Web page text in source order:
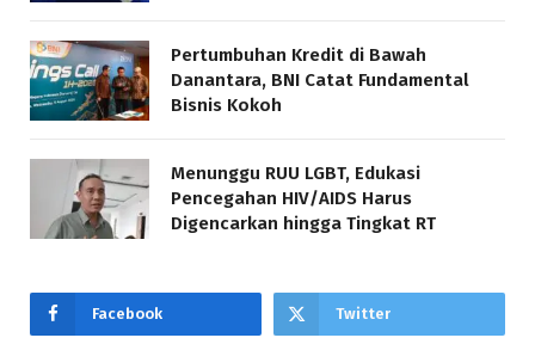
Pertumbuhan Kredit di Bawah
Danantara, BNI Catat Fundamental
Bisnis Kokoh
Menunggu RUU LGBT, Edukasi
Pencegahan HIV/AIDS Harus
Digencarkan hingga Tingkat RT
Facebook Twitter